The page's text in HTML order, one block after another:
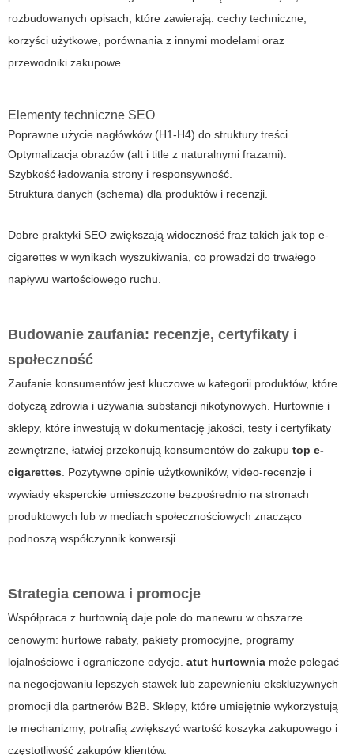
rozbudowanych opisach, które zawierają: cechy techniczne,
korzyści użytkowe, porównania z innymi modelami oraz
przewodniki zakupowe.
Elementy techniczne SEO
Poprawne użycie nagłówków (H1-H4) do struktury treści.
Optymalizacja obrazów (alt i title z naturalnymi frazami).
Szybkość ładowania strony i responsywność.
Struktura danych (schema) dla produktów i recenzji.
Dobre praktyki SEO zwiększają widoczność fraz takich jak top e-
cigarettes w wynikach wyszukiwania, co prowadzi do trwałego
napływu wartościowego ruchu.
Budowanie zaufania: recenzje, certyfikaty i
społeczność
Zaufanie konsumentów jest kluczowe w kategorii produktów, które
dotyczą zdrowia i używania substancji nikotynowych. Hurtownie i
sklepy, które inwestują w dokumentację jakości, testy i certyfikaty
zewnętrzne, łatwiej przekonują konsumentów do zakupu top e-
cigarettes . Pozytywne opinie użytkowników, video‑recenzje i
wywiady eksperckie umieszczone bezpośrednio na stronach
produktowych lub w mediach społecznościowych znacząco
podnoszą współczynnik konwersji.
Strategia cenowa i promocje
Współpraca z hurtownią daje pole do manewru w obszarze
cenowym: hurtowe rabaty, pakiety promocyjne, programy
lojalnościowe i ograniczone edycje. atut hurtownia może polegać
na negocjowaniu lepszych stawek lub zapewnieniu ekskluzywnych
promocji dla partnerów B2B. Sklepy, które umiejętnie wykorzystują
te mechanizmy, potrafią zwiększyć wartość koszyka zakupowego i
częstotliwość zakupów klientów.